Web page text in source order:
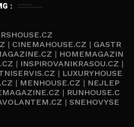
:
| CINEMAHOUSE.CZ | GASTR
| HOMEMAGAZIN
| INSPIROVANIKRASOU.CZ |
| LUXURYHOUSE
| MENHOUSE.CZ | NEJLEP
| RUNHOUSE.C
| SNEHOVYSE